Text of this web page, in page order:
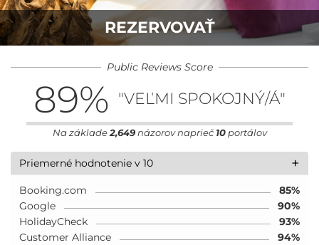
REZERVOVAŤ
Public Reviews Score
89% "VEĽMI SPOKOJNÝ/Á"
Na základe2,649názorov naprieč 10portálov
+
Priemerné hodnotenie v 10
Booking.com
85%
Google
90%
HolidayCheck
93%
Customer Alliance
94%